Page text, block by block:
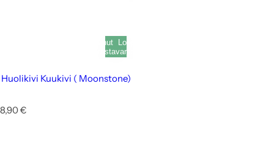
Loppunut
varastosta
Loppunut
varastosta
Huolikivi Kuukivi ( Moonstone)
N
8,90 €